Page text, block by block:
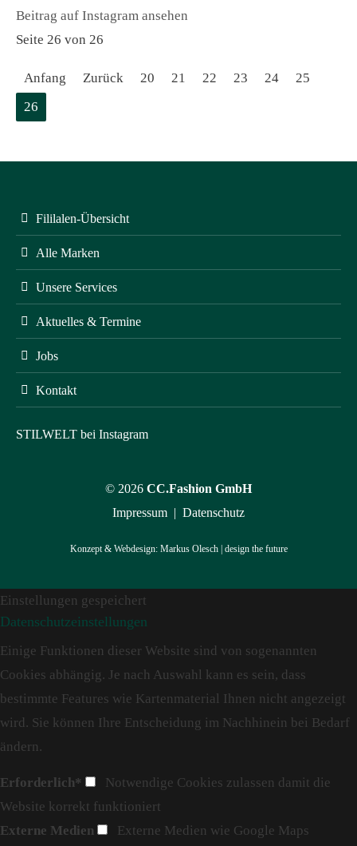
Beitrag auf Instagram ansehen
Seite 26 von 26
Anfang Zurück 20 21 22 23 24
25
26
Fililalen-Übersicht
Alle Marken
Unsere Services
Aktuelles & Termine
Jobs
Kontakt
STILWELT bei Instagram
© 2026 CC.Fashion GmbH
Impressum | Datenschutz
Konzept & Webdesign: Markus Olesch | design the future
Einstellungen gespeichert
Datenschutzeinstellungen
Einige Funktionen dieser Website sind von sogenannten
Cookies abhängig. Je nach Auswahl kann es sein, dass
bestimmte Features wie Kartenmaterial Ihnen nicht angezeigt
wird. Sie können Ihre Entscheidung im Nachhinein bei Bedarf
ändern.
Erforderlich*
Notwendige Cookies zulassen damit die
Website korrekt funktioniert
Externe Medien
Externe Medien wie Google Maps